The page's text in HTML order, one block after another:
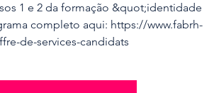
1 e 2 da formação &quot;identidade
completo aqui: https://www.fabrh-
de-services-candidats